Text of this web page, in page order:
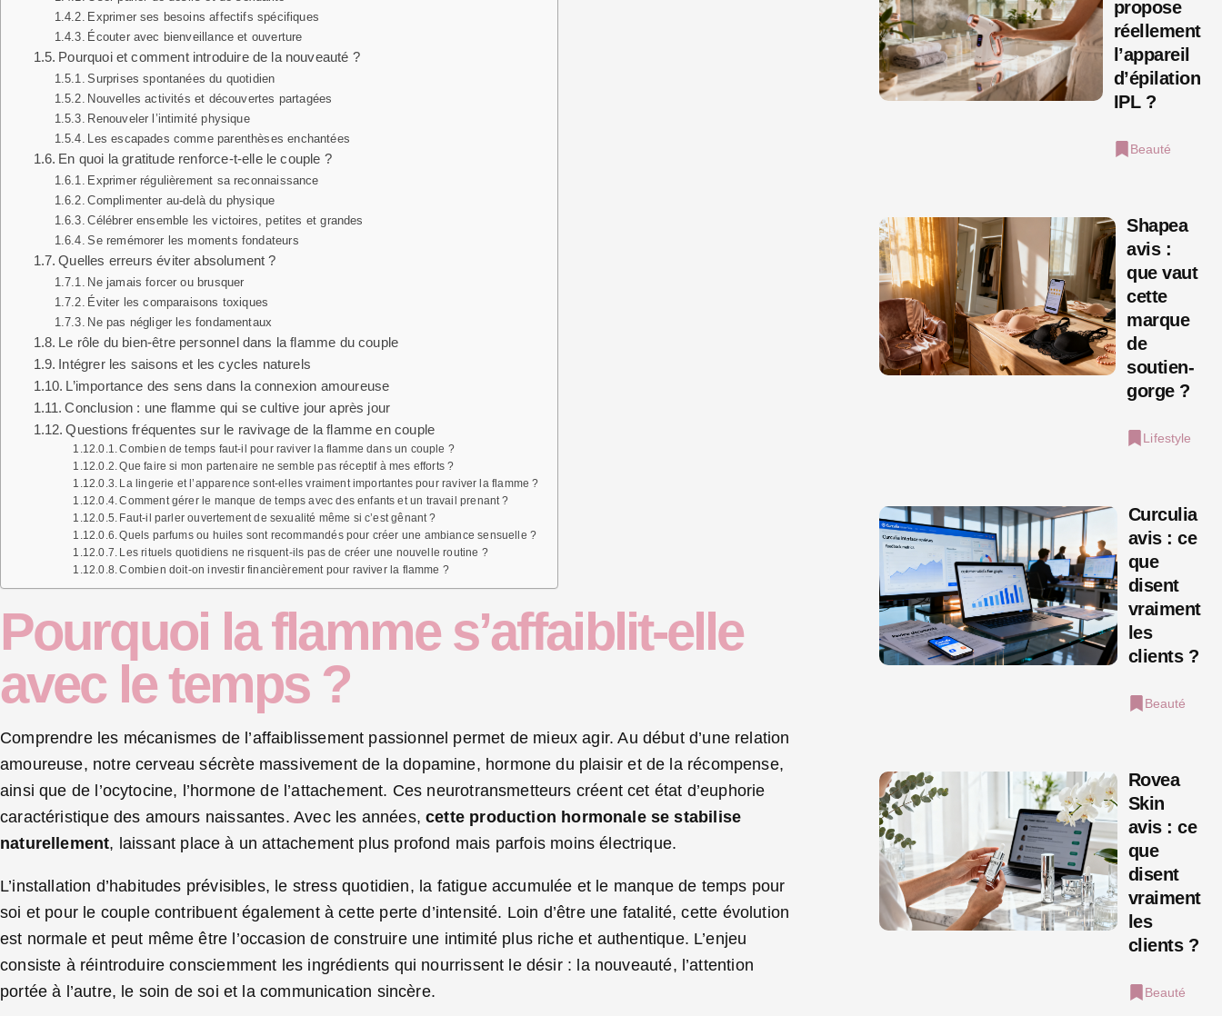
Exprimer ses besoins affectifs spécifiques
Écouter avec bienveillance et ouverture
Pourquoi et comment introduire de la nouveauté ?
Surprises spontanées du quotidien
Nouvelles activités et découvertes partagées
Renouveler l’intimité physique
Les escapades comme parenthèses enchantées
En quoi la gratitude renforce-t-elle le couple ?
Exprimer régulièrement sa reconnaissance
Complimenter au-delà du physique
Célébrer ensemble les victoires, petites et grandes
Se remémorer les moments fondateurs
Quelles erreurs éviter absolument ?
Ne jamais forcer ou brusquer
Éviter les comparaisons toxiques
Ne pas négliger les fondamentaux
Le rôle du bien-être personnel dans la flamme du couple
Intégrer les saisons et les cycles naturels
L’importance des sens dans la connexion amoureuse
Conclusion : une flamme qui se cultive jour après jour
Questions fréquentes sur le ravivage de la flamme en couple
Combien de temps faut-il pour raviver la flamme dans un couple ?
Que faire si mon partenaire ne semble pas réceptif à mes efforts ?
La lingerie et l’apparence sont-elles vraiment importantes pour raviver la flamme ?
Comment gérer le manque de temps avec des enfants et un travail prenant ?
Faut-il parler ouvertement de sexualité même si c’est gênant ?
Quels parfums ou huiles sont recommandés pour créer une ambiance sensuelle ?
Les rituels quotidiens ne risquent-ils pas de créer une nouvelle routine ?
Combien doit-on investir financièrement pour raviver la flamme ?
Pourquoi la flamme s’affaiblit-elle
avec le temps ?
Comprendre les mécanismes de l’affaiblissement passionnel permet de mieux agir. Au début d’une relation
amoureuse, notre cerveau sécrète massivement de la dopamine, hormone du plaisir et de la récompense,
ainsi que de l’ocytocine, l’hormone de l’attachement. Ces neurotransmetteurs créent cet état d’euphorie
caractéristique des amours naissantes. Avec les années,cette production hormonale se stabilise
naturellement, laissant place à un attachement plus profond mais parfois moins électrique.
L’installation d’habitudes prévisibles, le stress quotidien, la fatigue accumulée et le manque de temps pour
soi et pour le couple contribuent également à cette perte d’intensité. Loin d’être une fatalité, cette évolution
est normale et peut même être l’occasion de construire une intimité plus riche et authentique. L’enjeu
consiste à réintroduire consciemment les ingrédients qui nourrissent le désir : la nouveauté, l’attention
portée à l’autre, le soin de soi et la communication sincère.
propose
réellement
l’appareil
d’épilation
IPL ?
Beauté
Shapea
avis :
que vaut
cette
marque
de
soutien-
gorge ?
Lifestyle
Curculia
avis : ce
que
disent
vraiment
les
clients ?
Beauté
Rovea
Skin
avis : ce
que
disent
vraiment
les
clients ?
Beauté